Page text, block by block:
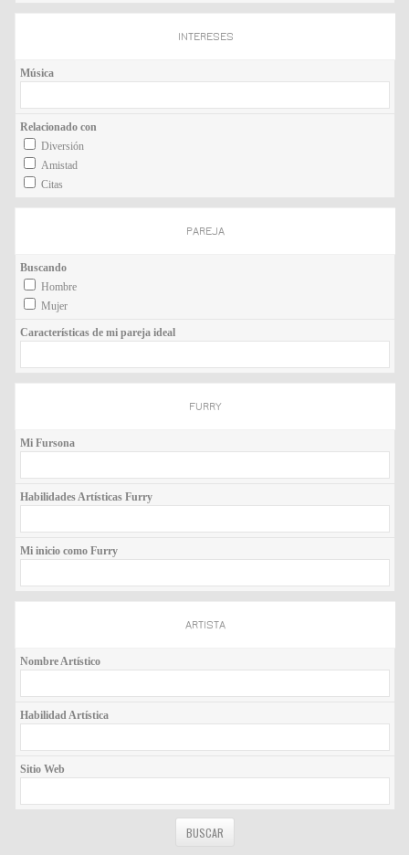
INTERESES
Música
Relacionado con
Diversión
Amistad
Citas
PAREJA
Buscando
Hombre
Mujer
Características de mi pareja ideal
FURRY
Mi Fursona
Habilidades Artísticas Furry
Mi inicio como Furry
ARTISTA
Nombre Artístico
Habilidad Artística
Sitio Web